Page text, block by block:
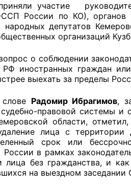
органах
участие
России по КО),
депутатов
организаций
о соблюдении
иностранных граждан
выехать за пределы
Радомир Ибрагимов,
правовой системы
области,
лица с
срок или
в рамках
лица без гражданства, и
на выездном